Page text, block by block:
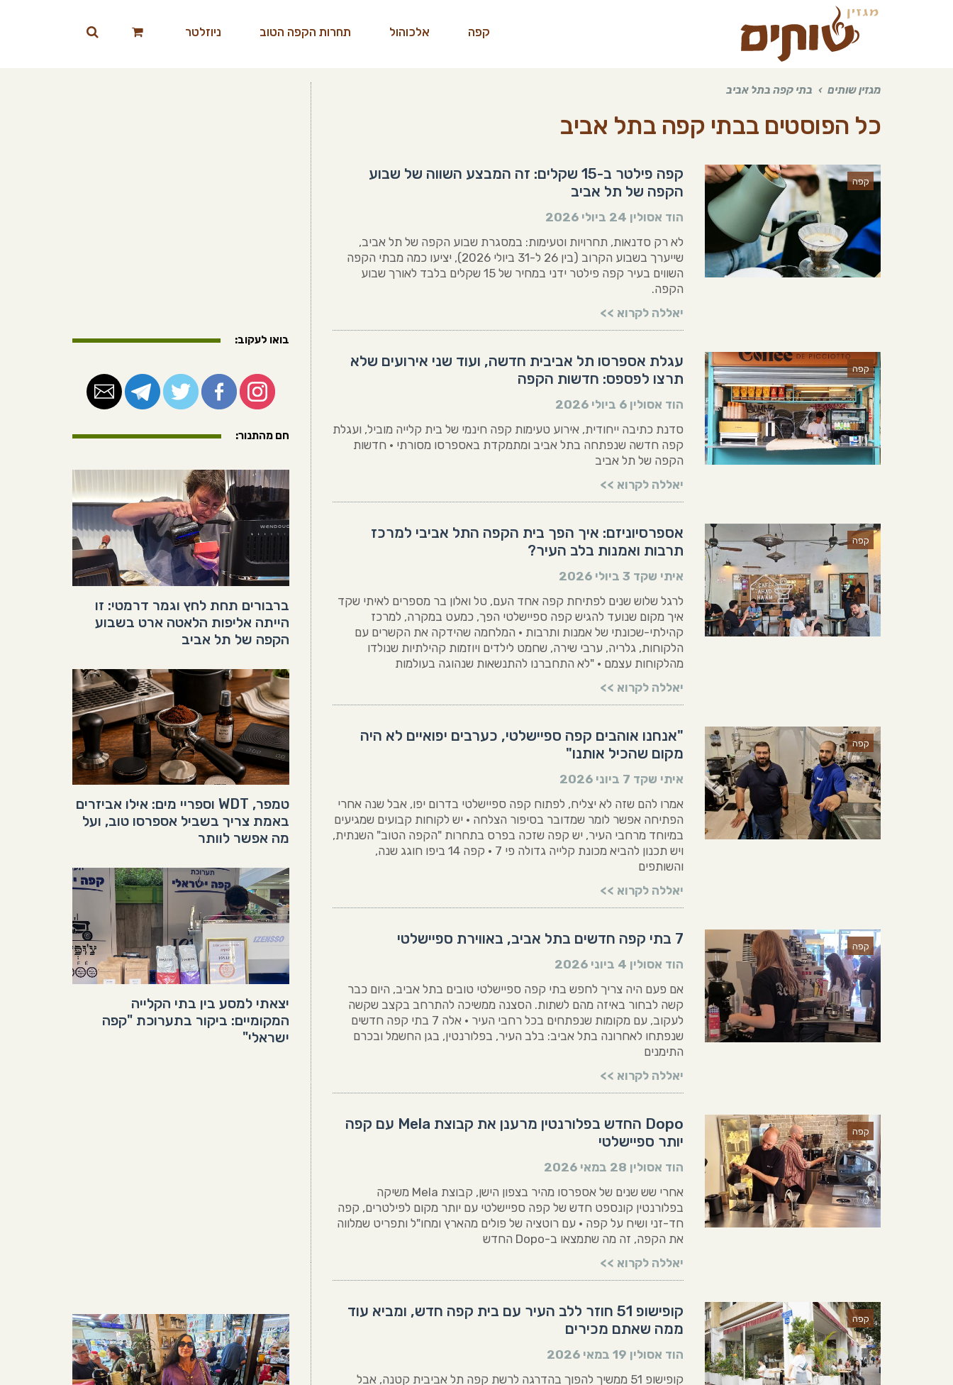
קפה אלכוהול תחרות הקפה הטוב ניוזלטר
מגזין שותים › בתי קפה בתל אביב
כל הפוסטים בבתי קפה בתל אביב
קפה
קפה פילטר ב-15 שקלים: זה המבצע השווה של שבוע
הקפה של תל אביב
הוד אסולין 24 ביולי 2026
לא רק סדנאות, תחרויות וטעימות: במסגרת שבוע הקפה של תל אביב,
שייערך בשבוע הקרוב (בין 26 ל-31 ביולי 2026), יציעו כמה מבתי הקפה
השווים בעיר קפה פילטר ידני במחיר של 15 שקלים בלבד לאורך שבוע
הקפה.
יאללה לקרוא >>
קפה
עגלת אספרסו תל אביבית חדשה, ועוד שני אירועים שלא
תרצו לפספס: חדשות הקפה
הוד אסולין 6 ביולי 2026
סדנת כתיבה ייחודית, אירוע טעימות קפה חינמי של בית קלייה מוביל, ועגלת
קפה חדשה שנפתחה בתל אביב ומתמקדת באספרסו מסורתי • חדשות
הקפה של תל אביב
יאללה לקרוא >>
קפה
אספרסיוניזם: איך הפך בית הקפה התל אביבי למרכז
תרבות ואמנות בלב העיר?
איתי שקד 3 ביולי 2026
לרגל שלוש שנים לפתיחת קפה אחד העם, טל ואלון בר מספרים לאיתי שקד
איך מקום שנועד להגיש קפה ספיישלטי הפך, כמעט במקרה, למרכז
קהילתי-שכונתי של אמנות ותרבות • המלחמה שהידקה את הקשרים עם
הלקוחות, גלריה, ערבי שירה, שחמט לילדים ויוזמות קהילתיות שנולדו
מהלקוחות עצמם • "לא התחברנו להתנשאות שנהוגה בעולמות
יאללה לקרוא >>
קפה
"אנחנו אוהבים קפה ספיישלטי, כערבים יפואיים לא היה
מקום שהכיל אותנו"
איתי שקד 7 ביוני 2026
אמרו להם שזה לא יצליח, לפתוח קפה ספיישלטי בדרום יפו, אבל שנה אחרי
הפתיחה אפשר לומר שמדובר בסיפור הצלחה • יש לקוחות קבועים שמגיעים
במיוחד מרחבי העיר, יש קפה שזכה בפרס בתחרות "הקפה הטוב" השנתית,
ויש תכנון להביא מכונת קלייה גדולה פי 7 • קפה 14 ביפו חוגג שנה,
והשותפים
יאללה לקרוא >>
קפה 7 בתי קפה חדשים בתל אביב, באווירת ספיישלטי
הוד אסולין 4 ביוני 2026
אם פעם היה צריך לחפש בתי קפה ספיישלטי טובים בתל אביב, היום כבר
קשה לבחור באיזה מהם לשתות. הסצנה ממשיכה להתרחב בקצב שקשה
לעקוב, עם מקומות שנפתחים בכל רחבי העיר • אלה 7 בתי קפה חדשים
שנפתחו לאחרונה בתל אביב: בלב העיר, בפלורנטין, בגן החשמל ובכרם
התימנים
יאללה לקרוא >>
קפה
Dopo החדש בפלורנטין מרענן את קבוצת Mela עם קפה
יותר ספיישלטי
הוד אסולין 28 במאי 2026
אחרי שש שנים של אספרסו מהיר בצפון הישן, קבוצת Mela משיקה
בפלורנטין קונספט חדש של קפה ספיישלטי עם יותר מקום לפילטרים, קפה
חד-זני ושיח על קפה • עם רוטציה של פולים מהארץ ומחו"ל ותפריט שמלווה
את הקפה, זה מה שתמצאו ב-Dopo החדש
יאללה לקרוא >>
קפה
קופישופ 51 חוזר ללב העיר עם בית קפה חדש, ומביא עוד
ממה שאתם מכירים
הוד אסולין 19 במאי 2026
קופישופ 51 ממשיך להפוך בהדרגה לרשת קפה תל אביבית קטנה, אבל
בואו לעקוב:
חם מהתנור:
ברבורים תחת לחץ וגמר דרמטי: זו
הייתה אליפות הלאטה ארט בשבוע
הקפה של תל אביב
טמפר, WDT וספריי מים: אילו אביזרים
באמת צריך בשביל אספרסו טוב, ועל
מה אפשר לוותר
יצאתי למסע בין בתי הקלייה
המקומיים: ביקור בתערוכת "קפה
ישראלי"